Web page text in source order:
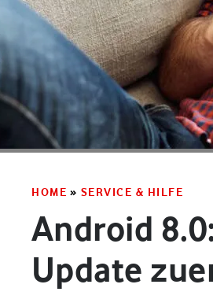
HOME » SERVICE & HILFE
Android
Update